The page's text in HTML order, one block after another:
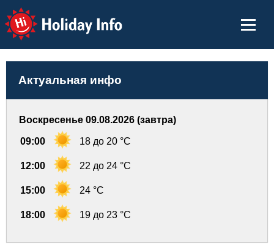
Holiday Info
Актуальная инфо
Воскресенье 09.08.2026 (завтра)
09:00 18 до 20 °C
12:00 22 до 24 °C
15:00 24 °C
18:00 19 до 23 °C